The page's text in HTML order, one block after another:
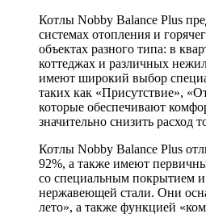
Котлы Nobby Balance Plus
системах отопления и
объектах разного типа: в
коттеджах и различных
имеют широкий выбор
таких как «Присутствие»,
которые обеспечивают
значительно снизить расход
Котлы Nobby Balance Plus
92%, а также имеют
со специальным покрытием
нержавеющей стали. Они
лето», а также функцией